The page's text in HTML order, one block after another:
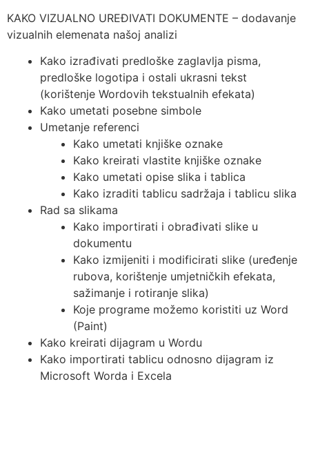
KAKO VIZUALNO UREĐIVATI DOKUMENTE – dodavanje
vizualnih elemenata našoj analizi
Kako izrađivati predloške zaglavlja pisma,
predloške logotipa i ostali ukrasni tekst
(korištenje Wordovih tekstualnih efekata)
Kako umetati posebne simbole
Umetanje referenci
Kako umetati knjiške oznake
Kako kreirati vlastite knjiške oznake
Kako umetati opise slika i tablica
Kako izraditi tablicu sadržaja i tablicu slika
Rad sa slikama
Kako importirati i obrađivati slike u
dokumentu
Kako izmijeniti i modificirati slike (uređenje
rubova, korištenje umjetničkih efekata,
sažimanje i rotiranje slika)
Koje programe možemo koristiti uz Word
(Paint)
Kako kreirati dijagram u Wordu
Kako importirati tablicu odnosno dijagram iz
Microsoft Worda i Excela